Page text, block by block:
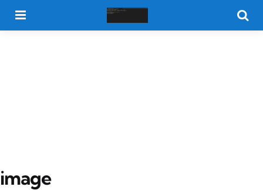
image